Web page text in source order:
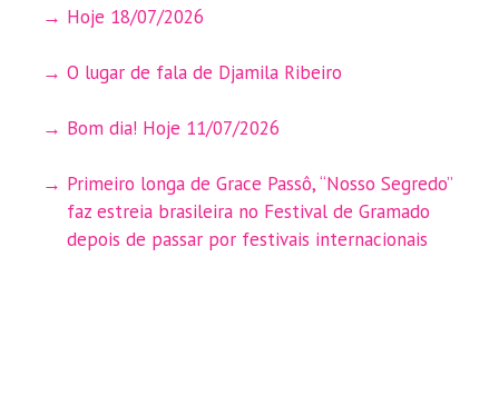
Hoje 18/07/2026
O lugar de fala de Djamila Ribeiro
Bom dia! Hoje 11/07/2026
Primeiro longa de Grace Passô, “Nosso Segredo”
faz estreia brasileira no Festival de Gramado
depois de passar por festivais internacionais